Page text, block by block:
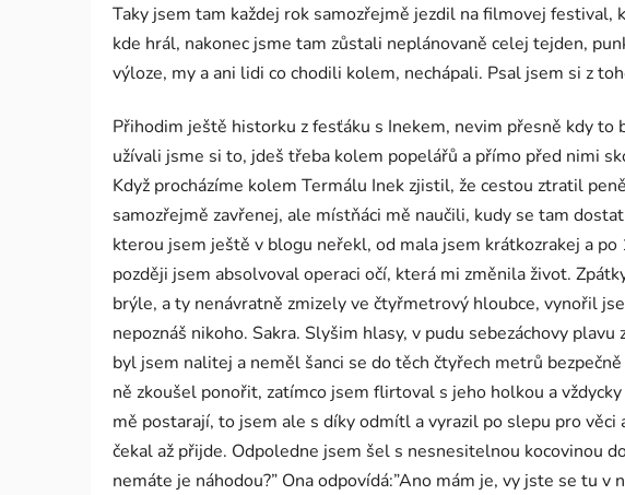
Taky jsem tam každej rok samozřejmě jezdil na filmovej
kde hrál, nakonec jsme tam zůstali neplánovaně celej tejden,
výloze, my a ani lidi co chodili kolem, nechápali. Psal jsem si z
Přihodim ještě historku z fesťáku s Inekem, nevim přesně kdy to
užívali jsme si to, jdeš třeba kolem popelářů a přímo před nimi
Když procházíme kolem Termálu Inek zjistil, že cestou ztratil
samozřejmě zavřenej, ale místňáci mě naučili, kudy se tam
kterou jsem ještě v blogu neřekl, od mala jsem krátkozrakej a
později jsem absolvoval operaci očí, která mi změnila život.
brýle, a ty nenávratně zmizely ve čtyřmetrový hloubce, vynořil
nepoznáš nikoho. Sakra. Slyšim hlasy, v pudu sebezáchovy
byl jsem nalitej a neměl šanci se do těch čtyřech metrů
ně zkoušel ponořit, zatímco jsem flirtoval s jeho holkou a
mě postarají, to jsem ale s díky odmítl a vyrazil po slepu pro
čekal až přijde. Odpoledne jsem šel s nesnesitelnou kocovinou
nemáte je náhodou?” Ona odpovídá:”Ano mám je, vy jste se tu v